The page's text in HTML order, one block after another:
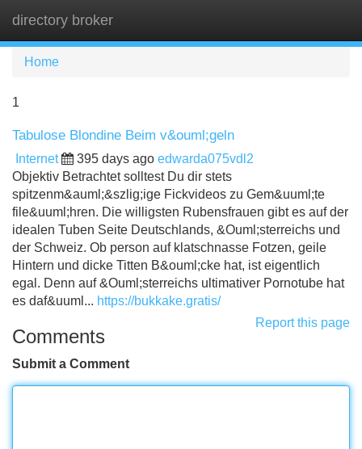
directory broker
Home
1
Tabulose Blondine Beim v&ouml;geln
Internet 395 days ago edwarda075vdl2
Objektiv Betrachtet solltest Du dir stets
spitzenm&auml;&szlig;ige Fickvideos zu Gem&uuml;te
file&uuml;hren. Die willigsten Rubensfrauen gibt es auf der
idealen Tuben Seite Deutschlands, &Ouml;sterreichs und
der Schweiz. Ob person auf klatschnasse Fotzen, geile
Hintern und dicke Titten B&ouml;cke hat, ist eigentlich
egal. Denn auf &Ouml;sterreichs ultimativer Pornotube hat
es daf&uuml... https://bukkake.gratis/
Report this page
Comments
Submit a Comment